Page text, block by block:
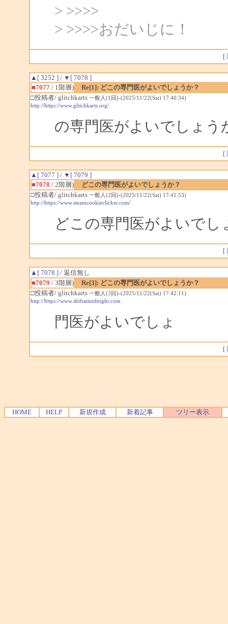
> >>>>
> >>>>おだいじに！
[
▲[ 3252 ]/ ▼[ 7078 ]
■7077/ 1階層)
Re[1]: どこの専門医がよいでしょうか？
□投稿者/ glitchkarts 一般人(1回)-(2025/11/22(Sat) 17:40:34)
http://https://www.glitchkarts.org/
の専門医がよいでしょう
[
▲[ 7077 ]/ ▼[ 7079 ]
■7078 / 2階層)
どこの専門医がよいでしょうか？
□投稿者/ glitchkarts 一般人(2回)-(2025/11/22(Sat) 17:41:53)
http://https://www.steamcookieclicker.com/
どこの専門医がよいでし
[
▲[ 7078 ]/ 返信無し
■7079 / 3階層)
Re[3]: どこの専門医がよいでしょうか？
□投稿者/ glitchkarts 一般人(3回)-(2025/11/22(Sat) 17:42:11)
http://https://www.shiftatmidnight.com
門医がよいでしょ
[
HOME HELP 新規作成 新着記事 ツリー表示